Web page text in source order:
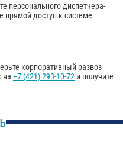
персонального диспетчера-
прямой доступ к системе
корпоративный развоз
на +7 (421) 293-10-72 и получите